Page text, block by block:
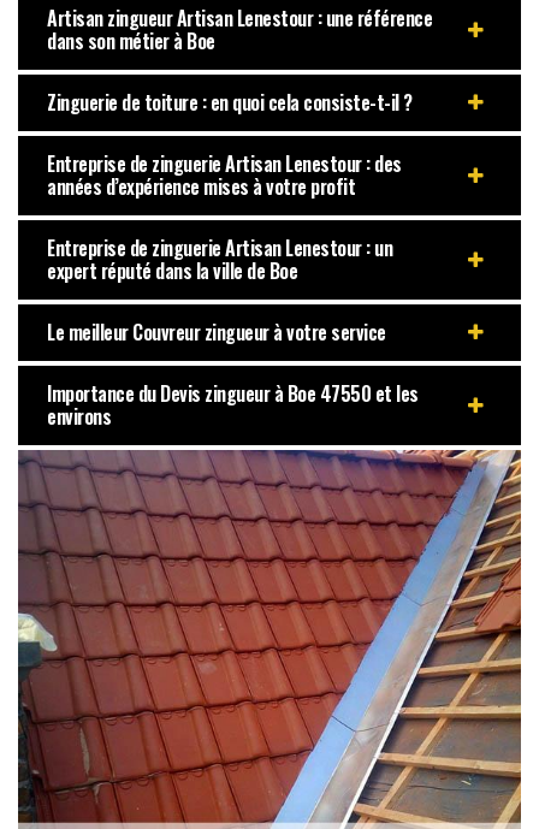
Artisan zingueur Artisan Lenestour : une référence
dans son métier à Boe
Zinguerie de toiture : en quoi cela consiste-t-il ?
Entreprise de zinguerie Artisan Lenestour : des
années d’expérience mises à votre profit
Entreprise de zinguerie Artisan Lenestour : un
expert réputé dans la ville de Boe
Le meilleur Couvreur zingueur à votre service
Importance du Devis zingueur à Boe 47550 et les
environs